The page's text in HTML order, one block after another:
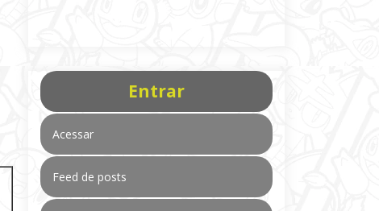
Entrar
Acessar
Feed de posts